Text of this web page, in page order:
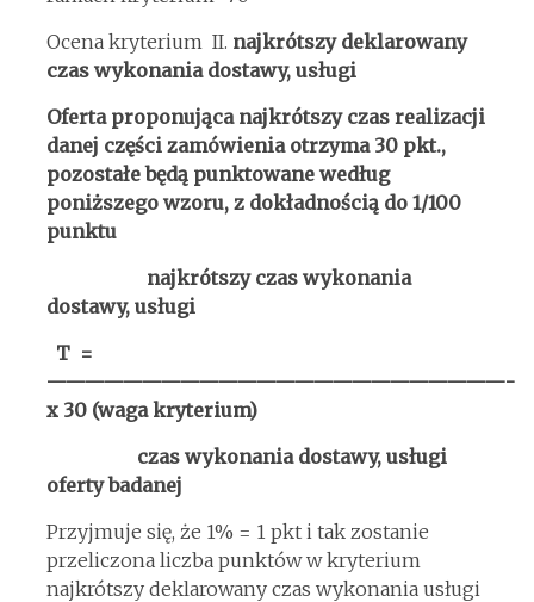
Ocena kryterium II. najkrótszy deklarowany
czas wykonania dostawy, usługi
Oferta proponująca najkrótszy czas realizacji
danej części zamówienia otrzyma 30 pkt.,
pozostałe będą punktowane według
poniższego wzoru, z dokładnością do 1/100
punktu
najkrótszy czas wykonania
dostawy, usługi
T =
————————————————————————-
x 30 (waga kryterium)
czas wykonania dostawy, usługi
oferty badanej
Przyjmuje się, że 1% = 1 pkt i tak zostanie
przeliczona liczba punktów w kryterium
najkrótszy deklarowany czas wykonania usługi